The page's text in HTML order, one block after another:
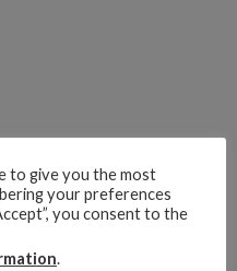
to give you the most
your preferences
you consent to the
.